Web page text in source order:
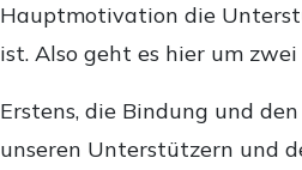
Hauptmotivation die
ist. Also geht es hier um zwei
Erstens, die Bindung und
unseren Unterstützern und